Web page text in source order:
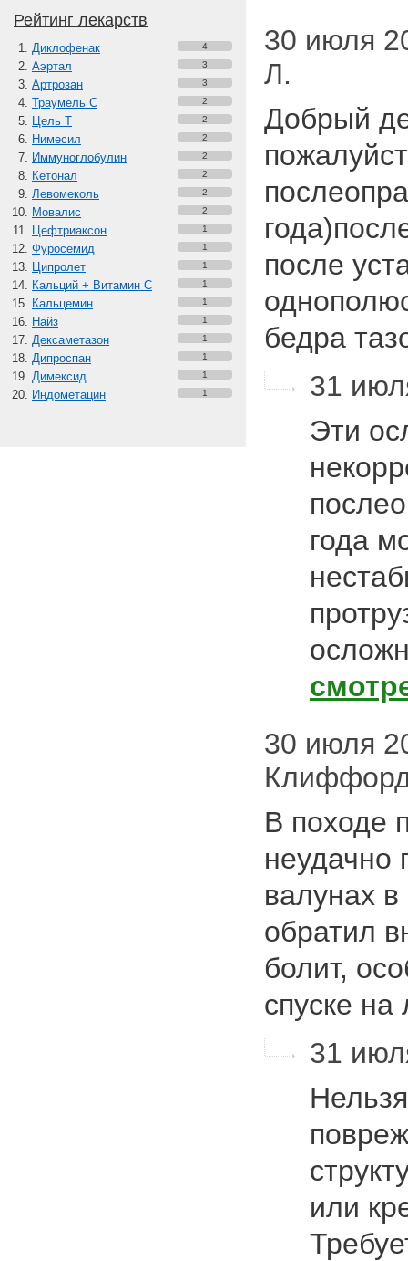
Рейтинг лекарств
Диклофенак 4
Аэртал 3
Артрозан 3
Траумель С 2
Цель Т 2
Нимесил 2
Иммуноглобулин 2
Кетонал 2
Левомеколь 2
Мовалис 2
Цефтриаксон 1
Фуросемид 1
Ципролет 1
Кальций + Витамин C 1
Кальцемин 1
Найз 1
Дексаметазон 1
Дипроспан 1
Димексид 1
Индометацин 1
30 июля
Л.
Добрый
после
бедра
31
Эти
года
30 июля
В походе
неудачно
валунах
обратил
болит,
спуске
31
или